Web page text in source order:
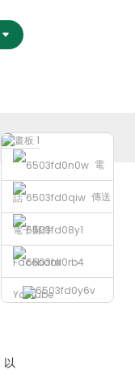
TRADITIONAL
電
話 傳送
電子郵件
Facebook
Youtube
以